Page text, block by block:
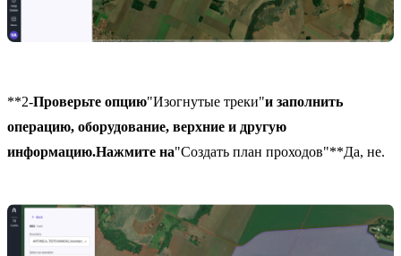
**2-Проверьте опцию"Изогнутые треки"и заполнить
операцию, оборудование, верхние и другую
информацию.Нажмите на"Создать план проходов"**Да, не.